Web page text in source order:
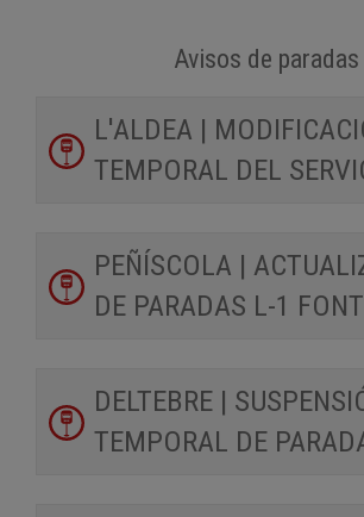
Avisos de paradas
L'ALDEA |
TEMPORAL DEL
PEÑÍSCOLA |
DE PARADAS L-1
DELTEBRE |
TEMPORAL DE